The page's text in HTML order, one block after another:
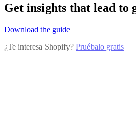
Get insights that lead to
Download the guide
¿Te interesa Shopify? Pruébalo gratis